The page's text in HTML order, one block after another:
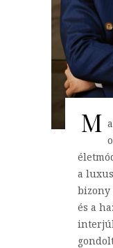
M
a
bizony
és a